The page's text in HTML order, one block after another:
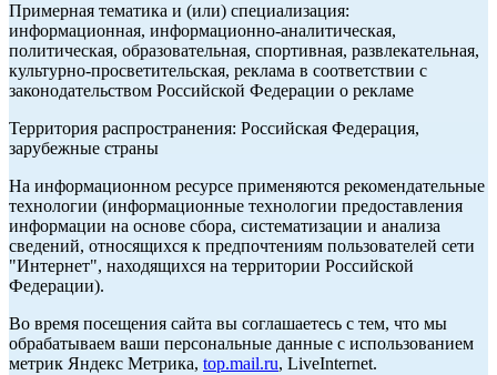
Примерная тематика и (или) специализация:
информационная, информационно-аналитическая,
политическая, образовательная, спортивная, развлекательная,
культурно-просветительская, реклама в соответствии с
законодательством Российской Федерации о рекламе
Территория распространения: Российская Федерация,
зарубежные страны
На информационном ресурсе применяются рекомендательные
технологии (информационные технологии предоставления
информации на основе сбора, систематизации и анализа
сведений, относящихся к предпочтениям пользователей сети
"Интернет", находящихся на территории Российской
Федерации).
Во время посещения сайта вы соглашаетесь с тем, что мы
обрабатываем ваши персональные данные с использованием
метрик Яндекс Метрика, top.mail.ru, LiveInternet.